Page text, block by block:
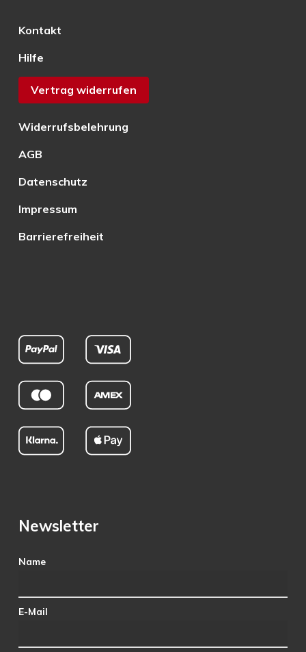
Kontakt
Hilfe
Vertrag widerrufen
Widerrufsbelehrung
AGB
Datenschutz
Impressum
Barrierefreiheit
Newsletter
Name
E-Mail